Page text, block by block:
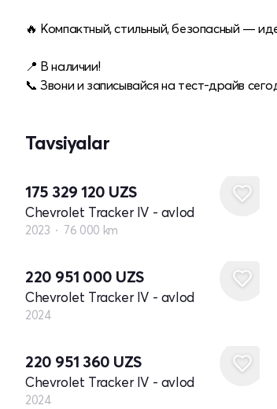
🔥 Компактный, стильный, безопасный —
📍 В наличии!
📞 Звони и записывайся на тест-драйв
Tavsiyalar
175 329 120 UZS
Chevrolet Tracker IV - avlod
2023 76 000 km
220 951 000 UZS
Chevrolet Tracker IV - avlod
2024
220 951 360 UZS
Chevrolet Tracker IV - avlod
2024